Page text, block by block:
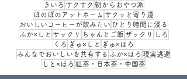
きいろ サクサク 朝からおやつ派
ほのぼのアットホーム サクッと寄り道
おいしいコーヒーが飲みたい ひとり時間に浸る
ふか×しと サックリ ちゃんとご飯 ザックリ
しろ
くろ ぎゅ×しと
ぎゅ×ほろ
みんなでおいしいを共有する ふか×ほろ 現実逃避
しと×ほろ 紅茶・日本茶・中国茶